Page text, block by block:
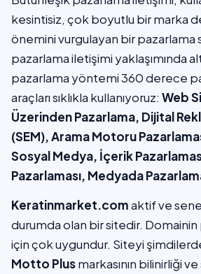
kesintisiz, çok boyutlu bir marka
önemini vurgulayan bir pazarlama
pazarlama iletişimi yaklaşımında
pazarlama yöntemi 360 derece
araçları sıklıkla kullanıyoruz: Web
Üzerinden Pazarlama, Dijital
(SEM), Arama Motoru
Sosyal Medya, İçerik
Pazarlaması, Medyada
Keratinmarket.comaktif ve
durumda olan bir sitedir. Domainin
için çok uygundur. Siteyi
Motto Plusmarkasının bilinirliği ve